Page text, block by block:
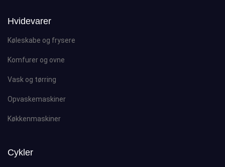
Hvidevarer
Køleskabe og frysere
Komfurer og ovne
Vask og tørring
Opvaskemaskiner
Køkkenmaskiner
Cykler